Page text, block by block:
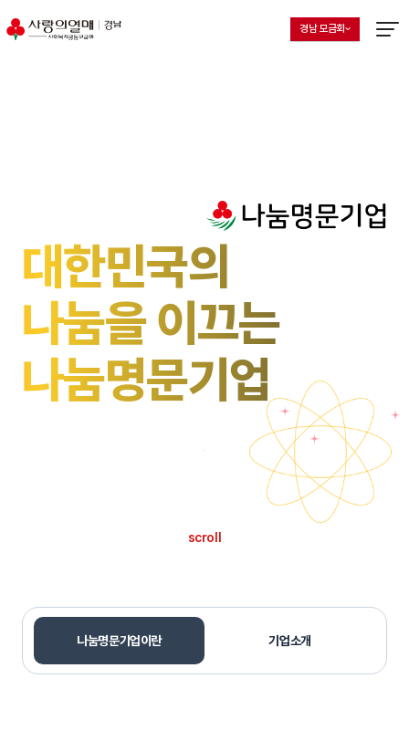
지회 선택 목록 열기
현재 선택된 지회
경남 모금회
대한민국의
나눔을 이끄는
나눔명문기업
scroll
나눔명문기업이란 기업소개